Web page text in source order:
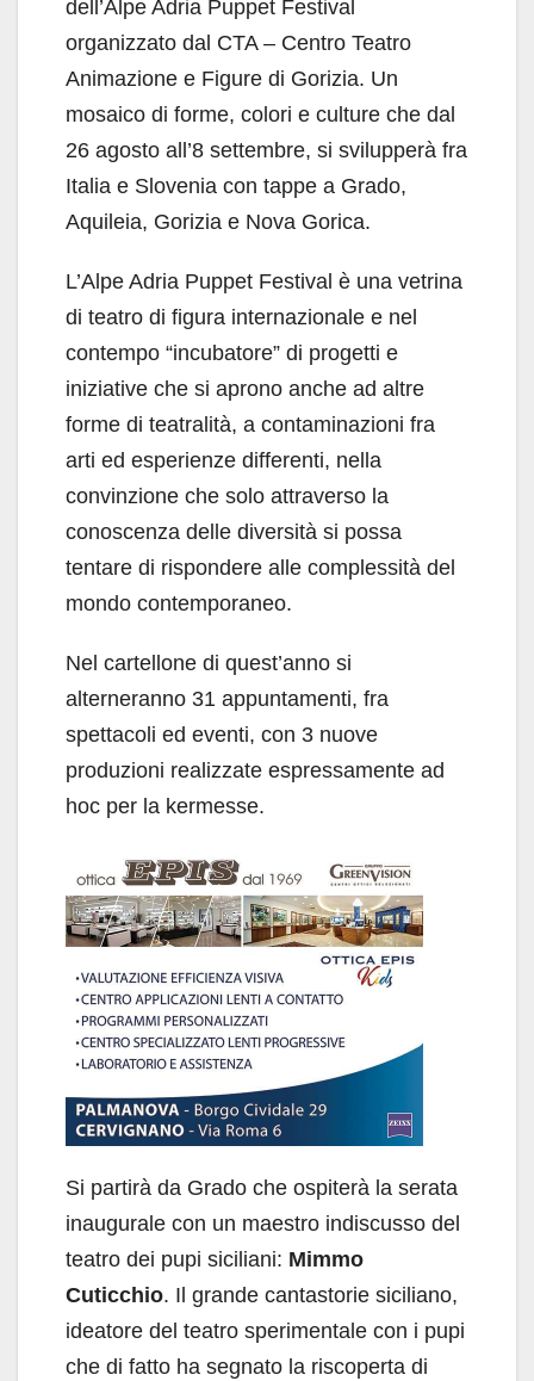
dell’Alpe Adria Puppet Festival
organizzato dal CTA – Centro Teatro
Animazione e Figure di Gorizia. Un
mosaico di forme, colori e culture che dal
26 agosto all’8 settembre, si svilupperà fra
Italia e Slovenia con tappe a Grado,
Aquileia, Gorizia e Nova Gorica.
L’Alpe Adria Puppet Festival è una vetrina
di teatro di figura internazionale e nel
contempo “incubatore” di progetti e
iniziative che si aprono anche ad altre
forme di teatralità, a contaminazioni fra
arti ed esperienze differenti, nella
convinzione che solo attraverso la
conoscenza delle diversità si possa
tentare di rispondere alle complessità del
mondo contemporaneo.
Nel cartellone di quest’anno si
alterneranno 31 appuntamenti, fra
spettacoli ed eventi, con 3 nuove
produzioni realizzate espressamente ad
hoc per la kermesse.
Si partirà da Grado che ospiterà la serata
inaugurale con un maestro indiscusso del
teatro dei pupi siciliani: Mimmo
Cuticchio. Il grande cantastorie siciliano,
ideatore del teatro sperimentale con i pupi
che di fatto ha segnato la riscoperta di